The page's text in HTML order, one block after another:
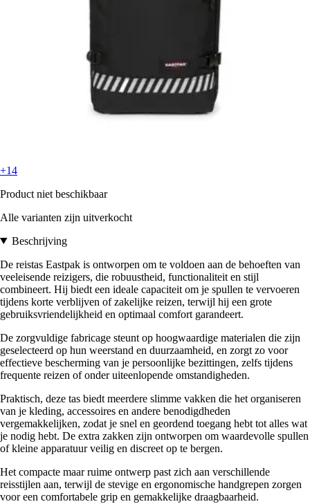
+14
Product niet beschikbaar
Alle varianten zijn uitverkocht
Beschrijving
De reistas Eastpak is ontworpen om te voldoen aan de behoeften van
veeleisende reizigers, die robuustheid, functionaliteit en stijl
combineert. Hij biedt een ideale capaciteit om je spullen te vervoeren
tijdens korte verblijven of zakelijke reizen, terwijl hij een grote
gebruiksvriendelijkheid en optimaal comfort garandeert.
De zorgvuldige fabricage steunt op hoogwaardige materialen die zijn
geselecteerd op hun weerstand en duurzaamheid, en zorgt zo voor
effectieve bescherming van je persoonlijke bezittingen, zelfs tijdens
frequente reizen of onder uiteenlopende omstandigheden.
Praktisch, deze tas biedt meerdere slimme vakken die het organiseren
van je kleding, accessoires en andere benodigdheden
vergemakkelijken, zodat je snel en geordend toegang hebt tot alles wat
je nodig hebt. De extra zakken zijn ontworpen om waardevolle spullen
of kleine apparatuur veilig en discreet op te bergen.
Het compacte maar ruime ontwerp past zich aan verschillende
reisstijlen aan, terwijl de stevige en ergonomische handgrepen zorgen
voor een comfortabele grip en gemakkelijke draagbaarheid.